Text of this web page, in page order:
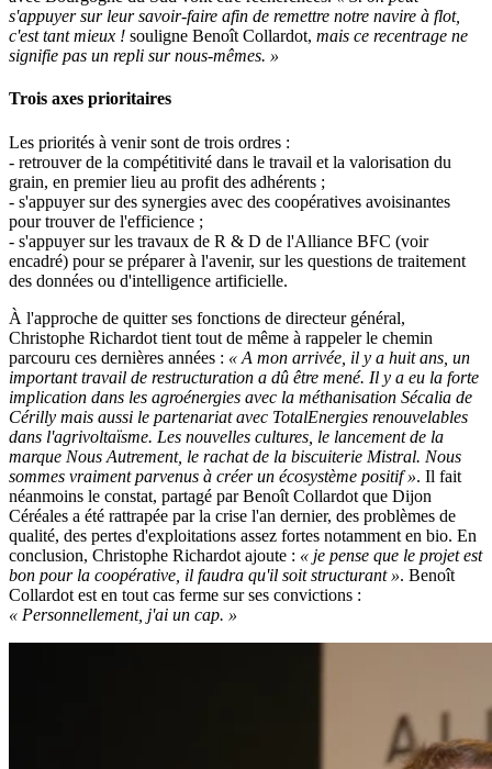
s'appuyer sur leur savoir-faire afin de remettre notre navire à flot,
c'est tant mieux ! souligne Benoît Collardot, mais ce recentrage ne
signifie pas un repli sur nous-mêmes. »
Trois axes prioritaires
Les priorités à venir sont de trois ordres :
- retrouver de la compétitivité dans le travail et la valorisation du
grain, en premier lieu au profit des adhérents ;
- s'appuyer sur des synergies avec des coopératives avoisinantes
pour trouver de l'efficience ;
- s'appuyer sur les travaux de R & D de l'Alliance BFC (voir
encadré) pour se préparer à l'avenir, sur les questions de traitement
des données ou d'intelligence artificielle.
À l'approche de quitter ses fonctions de directeur général,
Christophe Richardot tient tout de même à rappeler le chemin
parcouru ces dernières années : « A mon arrivée, il y a huit ans, un
important travail de restructuration a dû être mené. Il y a eu la forte
implication dans les agroénergies avec la méthanisation Sécalia de
Cérilly mais aussi le partenariat avec TotalEnergies renouvelables
dans l'agrivoltaïsme. Les nouvelles cultures, le lancement de la
marque Nous Autrement, le rachat de la biscuiterie Mistral. Nous
sommes vraiment parvenus à créer un écosystème positif ». Il fait
néanmoins le constat, partagé par Benoît Collardot que Dijon
Céréales a été rattrapée par la crise l'an dernier, des problèmes de
qualité, des pertes d'exploitations assez fortes notamment en bio. En
conclusion, Christophe Richardot ajoute : « je pense que le projet est
bon pour la coopérative, il faudra qu'il soit structurant ». Benoît
Collardot est en tout cas ferme sur ses convictions :
« Personnellement, j'ai un cap. »